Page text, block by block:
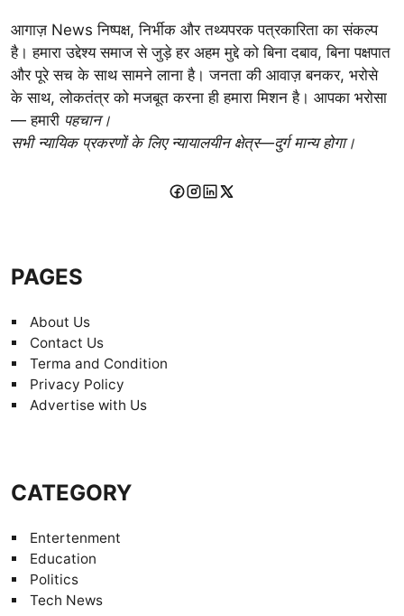
आगाज़ News निष्पक्ष, निर्भीक और तथ्यपरक पत्रकारिता का संकल्प
है। हमारा उद्देश्य समाज से जुड़े हर अहम मुद्दे को बिना दबाव, बिना पक्षपात
और पूरे सच के साथ सामने लाना है। जनता की आवाज़ बनकर, भरोसे
के साथ, लोकतंत्र को मजबूत करना ही हमारा मिशन है। आपका भरोसा
— हमारी पहचान।
सभी न्यायिक प्रकरणों के लिए न्यायालयीन क्षेत्र—दुर्ग मान्य होगा।
PAGES
About Us
Contact Us
Terma and Condition
Privacy Policy
Advertise with Us
CATEGORY
Entertenment
Education
Politics
Tech News